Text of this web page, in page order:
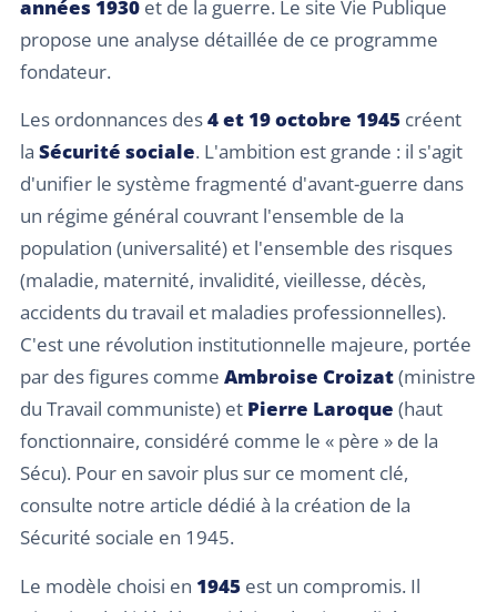
années 1930 et de la guerre. Le site Vie Publique
propose une analyse détaillée de ce programme
fondateur.
Les ordonnances des4 et 19 octobre 1945 créent
la Sécurité sociale. L'ambition est grande : il s'agit
d'unifier le système fragmenté d'avant-guerre dans
un régime général couvrant l'ensemble de la
population (universalité) et l'ensemble des risques
(maladie, maternité, invalidité, vieillesse, décès,
accidents du travail et maladies professionnelles).
C'est une révolution institutionnelle majeure, portée
par des figures comme Ambroise Croizat(ministre
du Travail communiste) et Pierre Laroque (haut
fonctionnaire, considéré comme le « père » de la
Sécu). Pour en savoir plus sur ce moment clé,
consulte notre article dédié à la création de la
Sécurité sociale en 1945.
Le modèle choisi en 1945 est un compromis. Il